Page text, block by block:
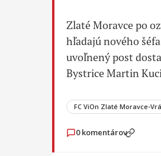
Zlaté Moravce po
hľadajú nového
uvoľnený post
Bystrice Martin
FC ViOn Zlaté Moravce-
0 komentárov